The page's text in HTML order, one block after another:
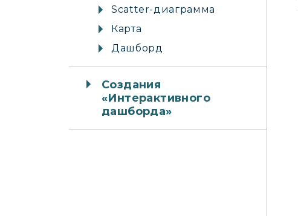
Scatter-диаграмма
Карта
Дашборд
Создания
«Интерактивного
дашборда»